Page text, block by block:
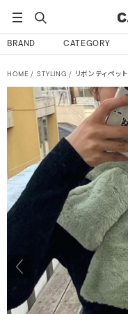
BRAND CATEGORY
HOME STYLING リボンティペット